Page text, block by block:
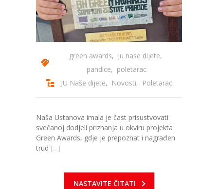
-- Edukacije za roditelje
-- Edukacije zaposlenika
Za roditelje
-- Jelovnik za djecu
-- Obavještenja za roditelje
Projekti
green awards, ju nase dijete,
pandice, poletarac
JU Naše dijete, Novosti, Poletarac
Naša Ustanova imala je čast prisustvovati
svečanoj dodjeli priznanja u okviru projekta
Green Awards, gdje je prepoznat i nagrađen
trud […]
NASTAVITE ČITATI